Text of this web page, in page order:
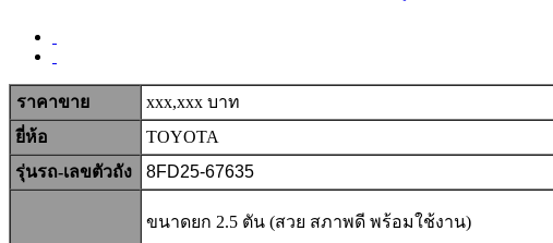
ราคาขาย
xxx,xxx บาท
ยี่ห้อ
TOYOTA
รุ่นรถ-เลขตัวถัง
8FD25-67635
ขนาดยก 2.5 ตัน (สวย สภาพดี พร้อมใช้งาน)